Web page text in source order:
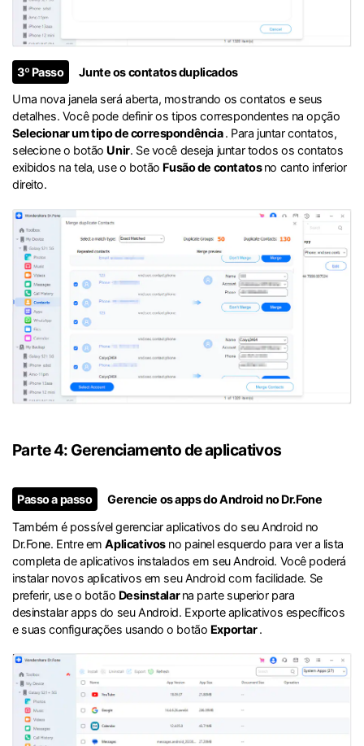
3º Passo
Junte os contatos duplicados
Uma nova janela será aberta, mostrando os contatos e seus
detalhes. Você pode definir os tipos correspondentes na opção
Selecionar um tipo de correspondência. Para juntar contatos,
selecione o botão Unir. Se você deseja juntar todos os contatos
exibidos na tela, use o botão Fusão de contatosno canto inferior
direito.
Parte 4: Gerenciamento de aplicativos
Passo a passo
Gerencie os apps do Android no Dr.Fone
Também é possível gerenciar aplicativos do seu Android no
Dr.Fone. Entre emAplicativosno painel esquerdo para ver a lista
completa de aplicativos instalados em seu Android. Você poderá
instalar novos aplicativos em seu Android com facilidade. Se
preferir, use o botão Desinstalarna parte superior para
desinstalar apps do seu Android. Exporte aplicativos específicos
e suas configurações usando o botão Exportar.